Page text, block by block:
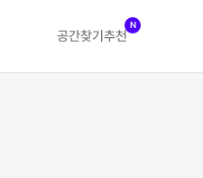
공간찾기 추천
N